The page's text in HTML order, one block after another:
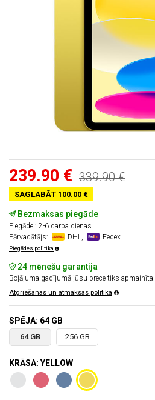
239.90 € 339.90 €
SAGLABĀT 100.00 €
Bezmaksas piegāde
Piegāde : 2-6 darba dienas
Pārvadātājs:
DHL, Fedex
Piegādes politika
24 mēnešu garantija
Bojājuma gadījumā jūsu prece tiks apmainīta.
Atgriešanas un atmaksas politika
SPĒJA: 64 GB
64 GB 256 GB
KRĀSA: YELLOW